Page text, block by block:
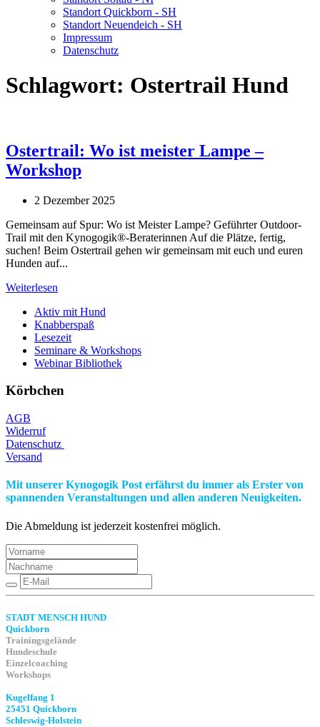
Standort Quickborn - SH
Standort Neuendeich - SH
Impressum
Datenschutz
Schlagwort: Ostertrail Hund
Ostertrail: Wo ist meister Lampe –
Workshop
2 Dezember 2025
Gemeinsam auf Spur: Wo ist Meister Lampe? Geführter Outdoor-
Trail mit den Kynogogik®-Beraterinnen Auf die Plätze, fertig,
suchen! Beim Ostertrail gehen wir gemeinsam mit euch und euren
Hunden auf...
Weiterlesen
Aktiv mit Hund
Knabberspaß
Lesezeit
Seminare & Workshops
Webinar Bibliothek
Körbchen
AGB
Widerruf
Datenschutz
Versand
Mit unserer Kynogogik Post erfährst du immer als Erster von
spannenden Veranstaltungen und allen anderen Neuigkeiten.
Die Abmeldung ist jederzeit kostenfrei möglich.
STADT MENSCH HUND
Quickborn
Trainingsgelände
Hundeschule
Einzelcoaching
Workshops
Kugelfang 1
25451 Quickborn
Schleswig-Holstein